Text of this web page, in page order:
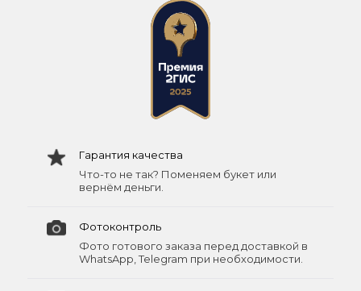
Гарантия качества
Что-то не так? Поменяем букет или
вернём деньги.
Фотоконтроль
Фото готового заказа перед доставкой в
WhatsApp, Telegram при необходимости.